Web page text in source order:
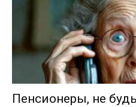
Пенсионеры, не